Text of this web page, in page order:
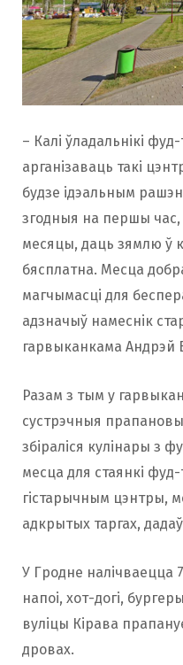
– Калі ўладальнікі
арганізаваць такі
будзе ідэальным
згодныя на першы
месяцы, даць зямлю ў
бясплатна. Месца
магчымасці для
адзначыў намеснік
гарвыканкама Андрэй
Разам з тым у
сустрэчныя
збіраліся кулінары з
месца для стаянкі фуд-
гістарычным цэнтры,
адкрытых таргах,
У Гродне налічваецца
напоі, хот-догі,
вуліцы Кірава
дровах.